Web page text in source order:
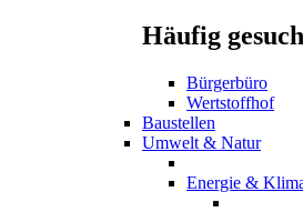
Häufig
Bürgerbüro
Wertstoffhof
Baustellen
Umwelt & Natur
Energie &